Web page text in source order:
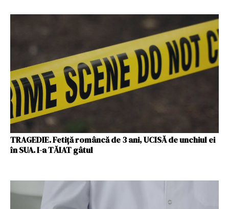
TRAGEDIE. Fetiță româncă de 3 ani, UCISĂ de unchiul ei
în SUA. I-a TĂIAT gâtul